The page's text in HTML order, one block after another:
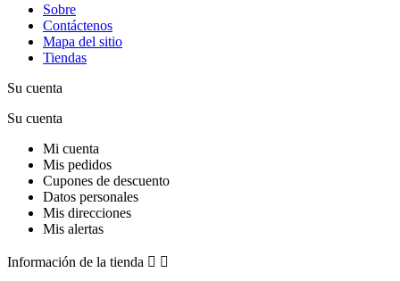
Sobre
Contáctenos
Mapa del sitio
Tiendas
Su cuenta
Su cuenta
Mi cuenta
Mis pedidos
Cupones de descuento
Datos personales
Mis direcciones
Mis alertas
Información de la tienda  